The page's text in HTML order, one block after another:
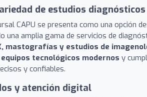
de estudios diagnósticos
CAPU se presenta como una opción
una amplia gama de servicios de
mastografías y estudios de
equipos tecnológicos modernos y
y confiables.
y atención digital